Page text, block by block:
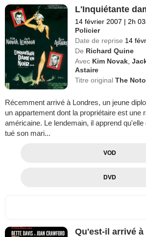
L'Inquiétante
14 février 2007 | 2h
Policier
Date de reprise 14
De Richard Quine
Avec Kim Novak ,
Astaire
Titre originalThe
Récemment arrivé à Londres, un jeune
un appartement dont la propriétaire est une
américaine. Le lendemain, il apprend
tué son mari...
VOD
DVD
Qu'est-il arrivé à